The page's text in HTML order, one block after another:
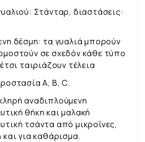
Στάνταρ, διαστάσεις:
δέσμη: τα γυαλιά μπορούν
σε σχεδόν κάθε τύπο
ταιριάζουν τέλεια
A, B, C.
αναδιπλούμενη
θήκη και μαλακή
τσάντα από μικροΐνες,
και για καθάρισμα.